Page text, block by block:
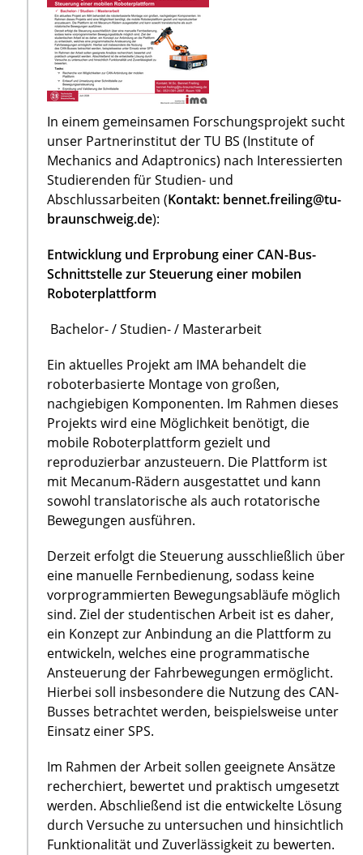
In einem gemeinsamen Forschungsprojekt sucht
unser Partnerinstitut der TU BS (Institute of
Mechanics and Adaptronics) nach Interessierten
Studierenden für Studien- und
Abschlussarbeiten (Kontakt: bennet.freiling@tu-
braunschweig.de):
Entwicklung und Erprobung einer CAN-Bus-
Schnittstelle zur Steuerung einer mobilen
Roboterplattform
Bachelor- / Studien- / Masterarbeit
Ein aktuelles Projekt am IMA behandelt die
roboterbasierte Montage von großen,
nachgiebigen Komponenten. Im Rahmen dieses
Projekts wird eine Möglichkeit benötigt, die
mobile Roboterplattform gezielt und
reproduzierbar anzusteuern. Die Plattform ist
mit Mecanum-Rädern ausgestattet und kann
sowohl translatorische als auch rotatorische
Bewegungen ausführen.
Derzeit erfolgt die Steuerung ausschließlich über
eine manuelle Fernbedienung, sodass keine
vorprogrammierten Bewegungsabläufe möglich
sind. Ziel der studentischen Arbeit ist es daher,
ein Konzept zur Anbindung an die Plattform zu
entwickeln, welches eine programmatische
Ansteuerung der Fahrbewegungen ermöglicht.
Hierbei soll insbesondere die Nutzung des CAN-
Busses betrachtet werden, beispielsweise unter
Einsatz einer SPS.
Im Rahmen der Arbeit sollen geeignete Ansätze
recherchiert, bewertet und praktisch umgesetzt
werden. Abschließend ist die entwickelte Lösung
durch Versuche zu untersuchen und hinsichtlich
Funktionalität und Zuverlässigkeit zu bewerten.